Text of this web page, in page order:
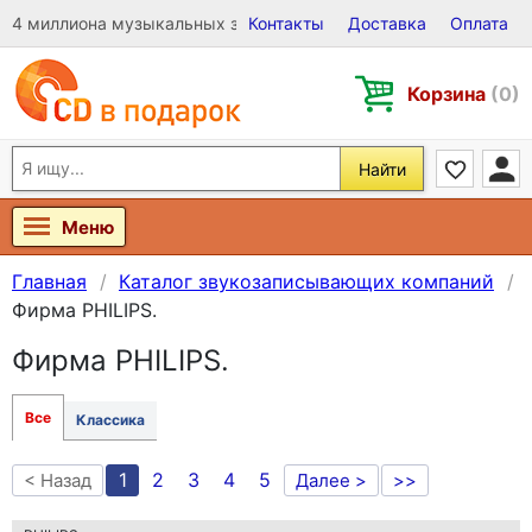
4 миллиона музыкальных записей на Виниле, CD и DVD
Контакты Доставка Оплата
Корзина (0)
Найти
Меню
Главная
Каталог звукозаписывающих компаний
Фирма PHILIPS.
Фирма PHILIPS.
Все Классика
< Назад 1 2 3 4 5 Далее > >>